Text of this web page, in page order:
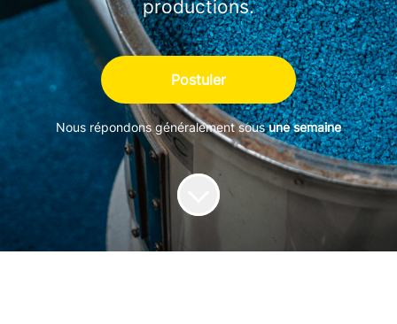
productions.
Postuler
Nous répondons généralement sousune semaine